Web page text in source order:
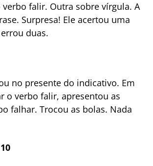
falir. Outra sobre vírgula. A
Surpresa! Ele acertou uma
duas.
no presente do indicativo. Em
o verbo falir, apresentou as
falhar. Trocou as bolas. Nada